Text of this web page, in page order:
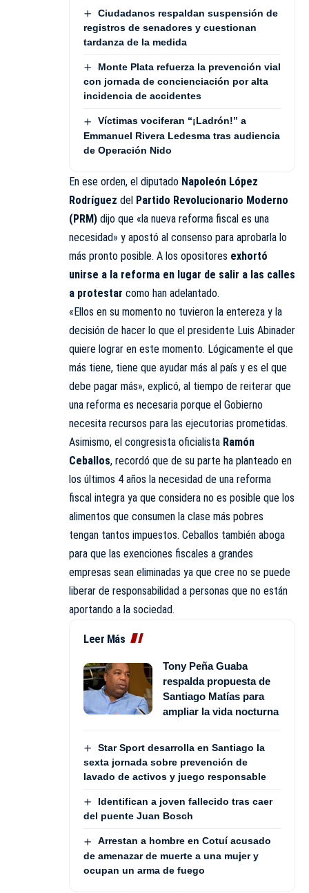
Ciudadanos respaldan suspensión de
registros de senadores y cuestionan
tardanza de la medida
Monte Plata refuerza la prevención vial
con jornada de concienciación por alta
incidencia de accidentes
Víctimas vociferan “¡Ladrón!” a
Emmanuel Rivera Ledesma tras audiencia
de Operación Nido
En ese orden, el diputado Napoleón López
Rodríguez del Partido Revolucionario Moderno
(PRM) dijo que «la nueva reforma fiscal es una
necesidad» y apostó al consenso para aprobarla lo
más pronto posible. A los opositores exhortó
unirse a la reforma en lugar de salir a las calles
a protestar como han adelantado.
«Ellos en su momento no tuvieron la entereza y la
decisión de hacer lo que el presidente Luis Abinader
quiere lograr en este momento. Lógicamente el que
más tiene, tiene que ayudar más al país y es el que
debe pagar más», explicó, al tiempo de reiterar que
una reforma es necesaria porque el Gobierno
necesita recursos para las ejecutorias prometidas.
Asimismo, el congresista oficialista Ramón
Ceballos, recordó que de su parte ha planteado en
los últimos 4 años la necesidad de una reforma
fiscal integra ya que considera no es posible que los
alimentos que consumen la clase más pobres
tengan tantos impuestos. Ceballos también aboga
para que las exenciones fiscales a grandes
empresas sean eliminadas ya que cree no se puede
liberar de responsabilidad a personas que no están
aportando a la sociedad.
Leer Más
Tony Peña Guaba
respalda propuesta de
Santiago Matías para
ampliar la vida nocturna
Star Sport desarrolla en Santiago la
sexta jornada sobre prevención de
lavado de activos y juego responsable
Identifican a joven fallecido tras caer
del puente Juan Bosch
Arrestan a hombre en Cotuí acusado
de amenazar de muerte a una mujer y
ocupan un arma de fuego